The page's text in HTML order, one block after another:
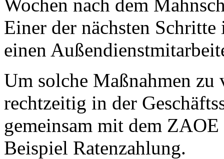
Wochen nach dem
Einer der nächsten
einen
Um solche Maßnahmen
rechtzeitig in der
gemeinsam mit dem
Beispiel Ratenzahlung.